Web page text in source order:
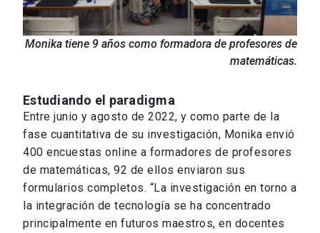
Monika tiene 9 años como formadora de profesores de
matemáticas.
Estudiando el paradigma
Entre junio y agosto de 2022, y como parte de la
fase cuantitativa de su investigación, Monika envió
400 encuestas online a formadores de profesores
de matemáticas, 92 de ellos enviaron sus
formularios completos. “La investigación en torno a
la integración de tecnología se ha concentrado
principalmente en futuros maestros, en docentes